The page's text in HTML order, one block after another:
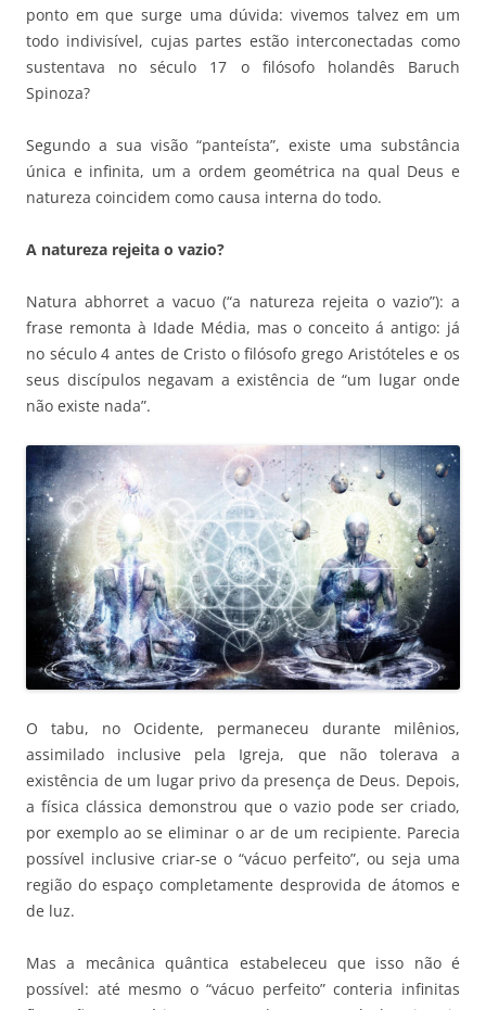
ponto em que surge uma dúvida: vivemos talvez em um
todo indivisível, cujas partes estão interconectadas como
sustentava no século 17 o filósofo holandês Baruch
Spinoza?
Segundo a sua visão “panteísta”, existe uma substância
única e infinita, um a ordem geométrica na qual Deus e
natureza coincidem como causa interna do todo.
A natureza rejeita o vazio?
Natura abhorret a vacuo (“a natureza rejeita o vazio”): a
frase remonta à Idade Média, mas o conceito á antigo: já
no século 4 antes de Cristo o filósofo grego Aristóteles e os
seus discípulos negavam a existência de “um lugar onde
não existe nada”.
O tabu, no Ocidente, permaneceu durante milênios,
assimilado inclusive pela Igreja, que não tolerava a
existência de um lugar privo da presença de Deus. Depois,
a física clássica demonstrou que o vazio pode ser criado,
por exemplo ao se eliminar o ar de um recipiente. Parecia
possível inclusive criar-se o “vácuo perfeito”, ou seja uma
região do espaço completamente desprovida de átomos e
de luz.
Mas a mecânica quântica estabeleceu que isso não é
possível: até mesmo o “vácuo perfeito” conteria infinitas